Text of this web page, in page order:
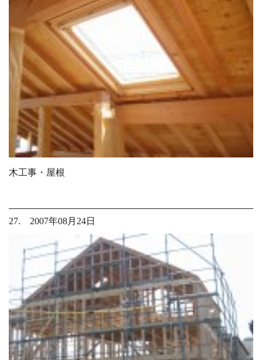
木工事・屋根
27. 2007年08月24日